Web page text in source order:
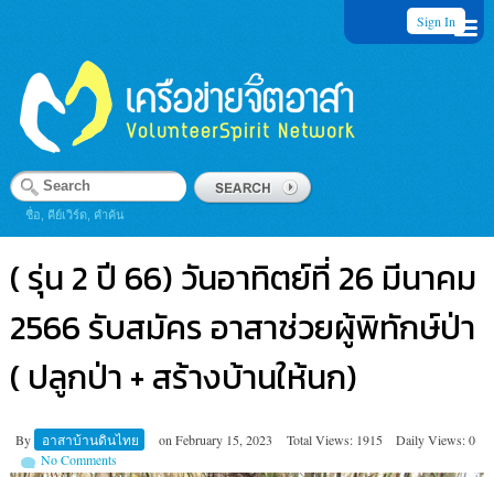
Sign In
ชื่อ, คีย์เวิร์ด, คำค้น
( รุ่น 2 ปี 66) วันอาทิตย์ที่ 26 มีนาคม
2566 รับสมัคร อาสาช่วยผู้พิทักษ์ป่า
( ปลูกป่า + สร้างบ้านให้นก)
By อาสาบ้านดินไทย on February 15, 2023 Total Views: 1915
Daily Views: 0
No Comments